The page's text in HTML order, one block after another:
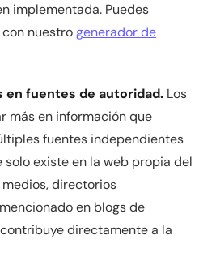
implementada. Puedes
nuestrogenerador de
en fuentes de autoridad. Los
más en información que
fuentes independientes
existe en la web propia del
directorios
en blogs de
directamente a la